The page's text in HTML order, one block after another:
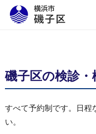
磯子区の検診
すべて予約制です。日程
い。